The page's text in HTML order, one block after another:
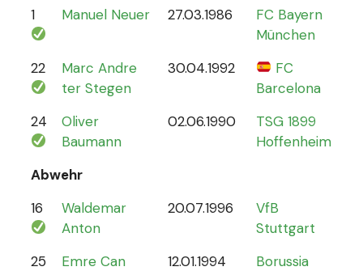
1
Manuel Neuer 27.03.1986
FC Bayern
München
22
Marc Andre
ter Stegen
30.04.1992
FC
Barcelona
24
Oliver
Baumann
02.06.1990
TSG 1899
Hoffenheim
Abwehr
16
Waldemar
Anton
20.07.1996
VfB
Stuttgart
25 Emre Can 12.01.1994
Borussia